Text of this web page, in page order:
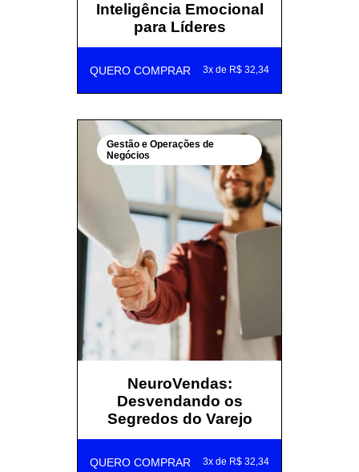
Inteligência Emocional
para Líderes
QUERO COMPRAR 3x de R$ 32,34
Gestão e Operações de
Negócios
NeuroVendas:
Desvendando os
Segredos do Varejo
QUERO COMPRAR 3x de R$ 32,34